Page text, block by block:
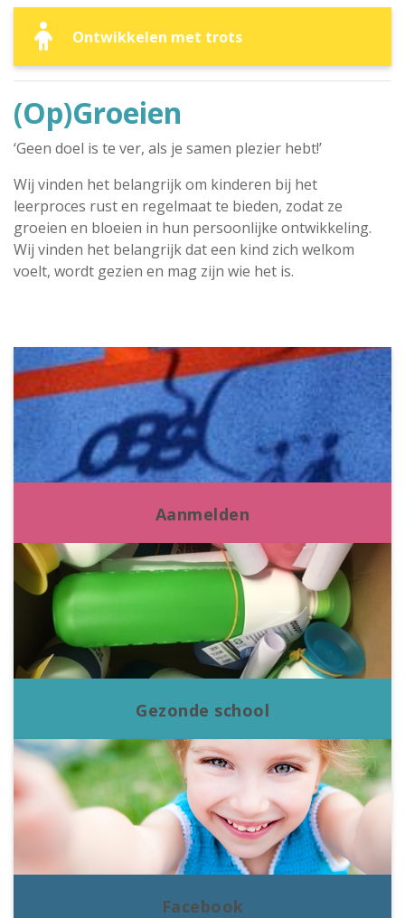
Ontwikkelen met trots
(Op)Groeien
‘Geen doel is te ver, als je samen plezier hebt!’
Wij vinden het belangrijk om kinderen bij het
leerproces rust en regelmaat te bieden, zodat ze
groeien en bloeien in hun persoonlijke ontwikkeling.
Wij vinden het belangrijk dat een kind zich welkom
voelt, wordt gezien en mag zijn wie het is.
Aanmelden
Gezonde school
Facebook